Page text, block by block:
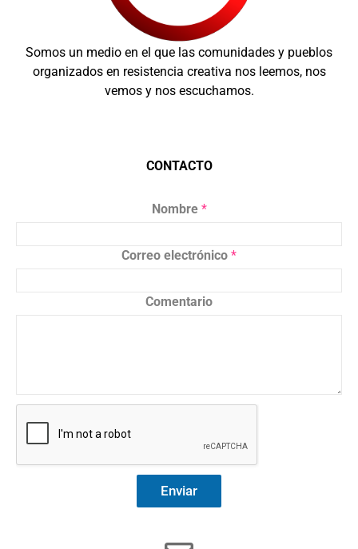
Somos un medio en el que las comunidades y pueblos
organizados en resistencia creativa nos leemos, nos
vemos y nos escuchamos.
CONTACTO
Nombre *
Correo electrónico *
Comentario
Enviar